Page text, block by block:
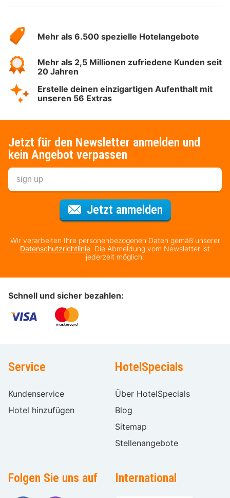
Hotelspecials
Mehr als 6.500 spezielle Hotelangebote
Mehr als 2,5 Millionen zufriedene Kunden seit
20 Jahren
Erstelle deinen einzigartigen Aufenthalt mit
unseren 56 Extras
Jetzt für den Newsletter anmelden und
kein Angebot verpassen
Jetzt anmeldenFür den
Wir verarbeiten Ihre personenbezogenen Daten gemäß unserer
Datenschutzrichtlinie. Die Abmeldung vom Newsletter ist
jederzeit möglich.
Schnell und sicher bezahlen:
Service
Kundenservice
Hotel hinzufügen
HotelSpecials
Über HotelSpecials
Blog
Sitemap
Stellenangebote
Folgen Sie uns auf International